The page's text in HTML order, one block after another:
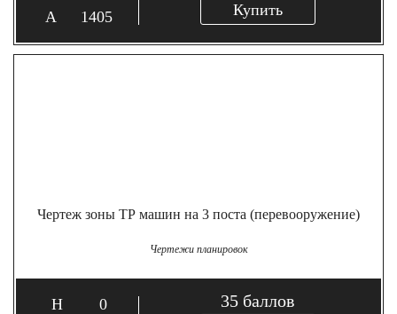
1405
Купить
Чертеж зоны ТР машин на 3 поста (перевооружение)
Чертежи планировок
0
35 баллов